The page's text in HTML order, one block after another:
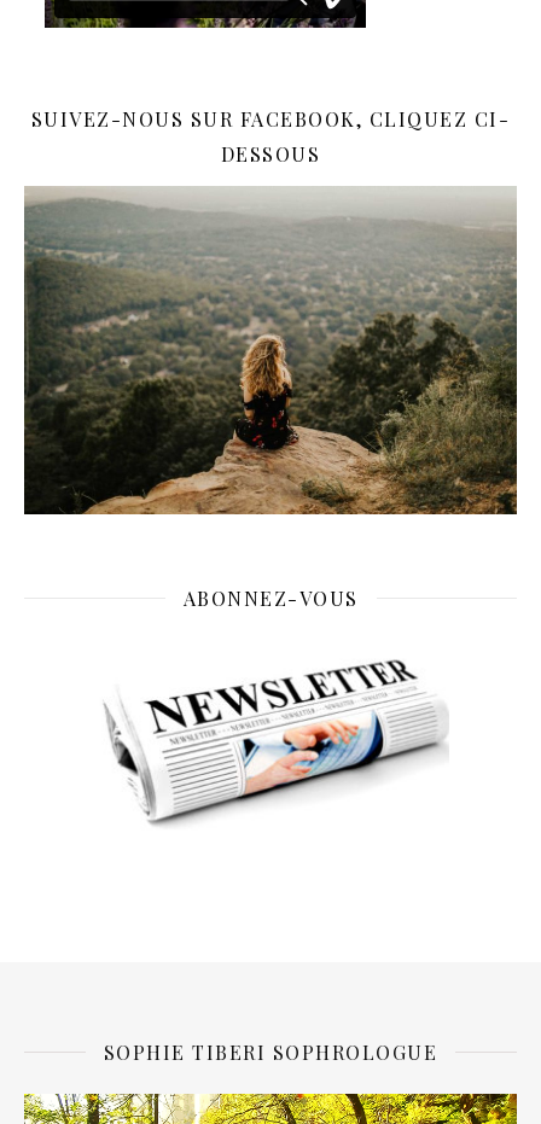
SUIVEZ-NOUS SUR FACEBOOK, CLIQUEZ CI-
DESSOUS
ABONNEZ-VOUS
SOPHIE TIBERI SOPHROLOGUE